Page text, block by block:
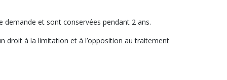
et sont conservées pendant 2 ans.
droit à la limitation et à l’opposition au traitement